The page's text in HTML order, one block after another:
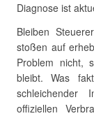
Diagnose ist
Bleiben
stoßen auf
Problem nicht,
bleibt. Was
schleichender
offiziellen